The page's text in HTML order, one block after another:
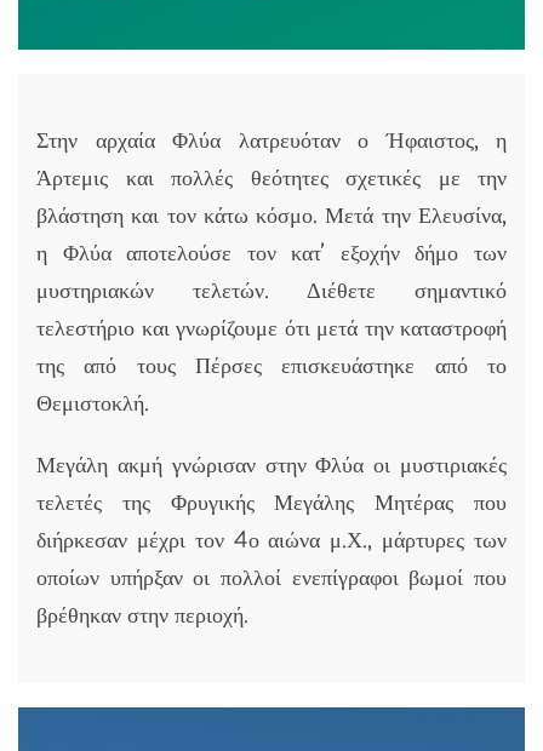
Στην αρχαία Φλύα λατρευόταν ο Ήφαιστος, η
Άρτεμις και πολλές θεότητες σχετικές με την
βλάστηση και τον κάτω κόσμο. Μετά την Ελευσίνα,
η Φλύα αποτελούσε τον κατ’ εξοχήν δήμο των
μυστηριακών τελετών. Διέθετε σημαντικό
τελεστήριο και γνωρίζουμε ότι μετά την καταστροφή
της από τους Πέρσες επισκευάστηκε από το
Θεμιστοκλή.
Μεγάλη ακμή γνώρισαν στην Φλύα οι μυστιριακές
τελετές της Φρυγικής Μεγάλης Μητέρας που
διήρκεσαν μέχρι τον 4ο αιώνα μ.Χ., μάρτυρες των
οποίων υπήρξαν οι πολλοί ενεπίγραφοι βωμοί που
βρέθηκαν στην περιοχή.